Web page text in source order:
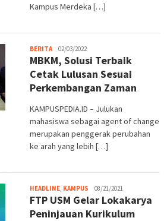
Kampus Merdeka […]
BERITAMelani
02/03/2022
MBKM, Solusi Terbaik
Cetak Lulusan Sesuai
Perkembangan Zaman
KAMPUSPEDIA.ID – Julukan
mahasiswa sebagai agent of change
merupakan penggerak perubahan
ke arah yang lebih […]
HEADLINE, KAMPUS Melani
08/21/2021
FTP USM Gelar Lokakarya
Peninjauan Kurikulum